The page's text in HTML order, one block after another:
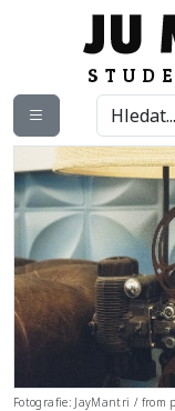
Fotografie: JayMantri / from